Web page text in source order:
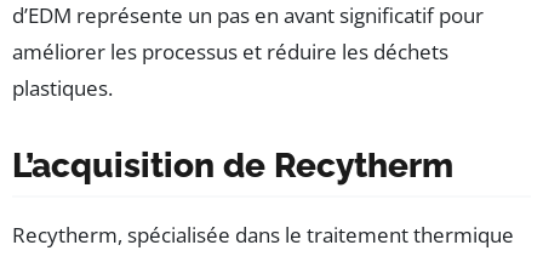
d’EDM représente un pas en avant significatif pour
améliorer les processus et réduire les déchets
plastiques.
L’acquisition de Recytherm
Recytherm, spécialisée dans le traitement thermique